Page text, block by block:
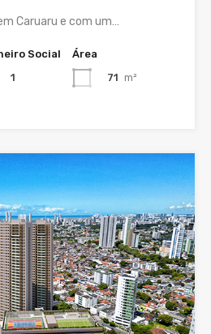
Caruaru e com um…
Social
1
Área
71 m²